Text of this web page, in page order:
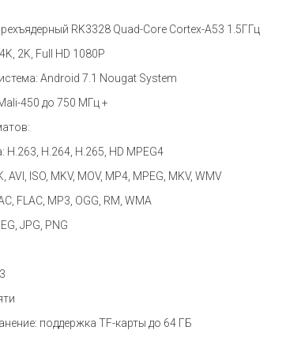
RK3328 Quad-Core Cortex-A53 1.5ГГц
2K, Full HD 1080P
: Android 7.1 Nougat System
450 до 750 МГц +
H.263, H.264, H.265, HD MPEG4
ISO, MKV, MOV, MP4, MPEG, MKV, WMV
FLAC, MP3, OGG, RM, WMA
JPG, PNG
поддержка TF-карты до 64 ГБ